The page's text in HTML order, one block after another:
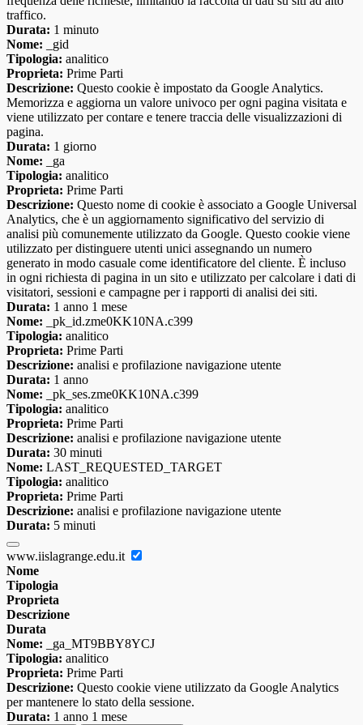
traffico.
Durata: 1 minuto
Nome: _gid
Tipologia: analitico
Proprieta: Prime Parti
Descrizione: Questo cookie è impostato da Google Analytics.
Memorizza e aggiorna un valore univoco per ogni pagina visitata e
viene utilizzato per contare e tenere traccia delle visualizzazioni di
pagina.
Durata: 1 giorno
Nome: _ga
Tipologia: analitico
Proprieta: Prime Parti
Descrizione: Questo nome di cookie è associato a Google Universal
Analytics, che è un aggiornamento significativo del servizio di
analisi più comunemente utilizzato da Google. Questo cookie viene
utilizzato per distinguere utenti unici assegnando un numero
generato in modo casuale come identificatore del cliente. È incluso
in ogni richiesta di pagina in un sito e utilizzato per calcolare i dati di
visitatori, sessioni e campagne per i rapporti di analisi dei siti.
Durata: 1 anno 1 mese
Nome: _pk_id.zme0KK10NA.c399
Tipologia: analitico
Proprieta: Prime Parti
Descrizione: analisi e profilazione navigazione utente
Durata: 1 anno
Nome: _pk_ses.zme0KK10NA.c399
Tipologia: analitico
Proprieta: Prime Parti
Descrizione: analisi e profilazione navigazione utente
Durata: 30 minuti
Nome: LAST_REQUESTED_TARGET
Tipologia: analitico
Proprieta: Prime Parti
Descrizione: analisi e profilazione navigazione utente
Durata: 5 minuti
www.iislagrange.edu.it
Nome
Tipologia
Proprieta
Descrizione
Durata
Nome: _ga_MT9BBY8YCJ
Tipologia: analitico
Proprieta: Prime Parti
Descrizione: Questo cookie viene utilizzato da Google Analytics
per mantenere lo stato della sessione.
Durata: 1 anno 1 mese